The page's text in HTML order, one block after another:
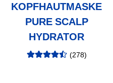
KOPFHAUTMASKE
PURE SCALP
HYDRATOR
Bewertung: (278)